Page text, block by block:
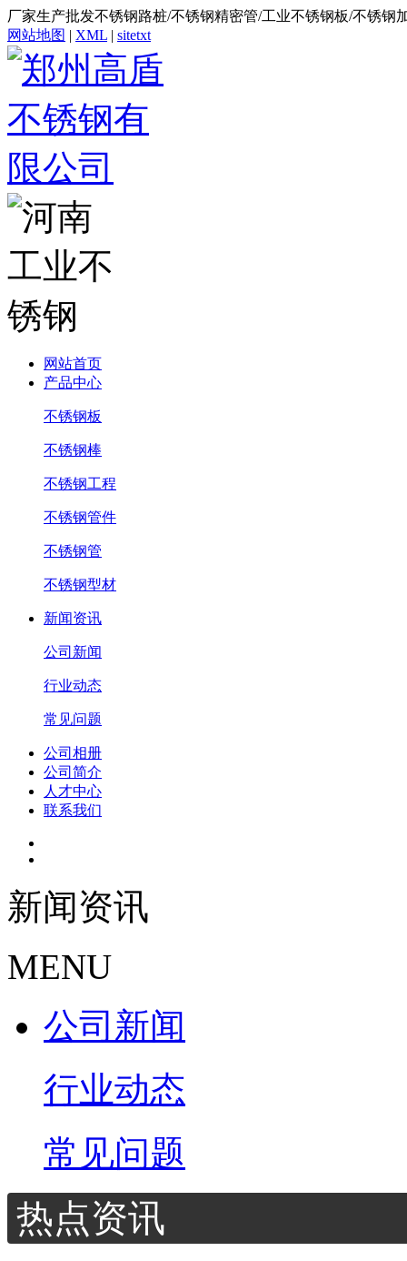
厂家生产批发不锈钢路桩/不锈钢精密管/工业不锈钢板/不锈钢
网站地图 | XML | sitetxt
网站首页
产品中心
不锈钢板
不锈钢棒
不锈钢工程
不锈钢管件
不锈钢管
不锈钢型材
新闻资讯
公司新闻
行业动态
常见问题
公司相册
公司简介
人才中心
联系我们
新闻资讯
MENU
公司新闻
行业动态
常见问题
热点资讯